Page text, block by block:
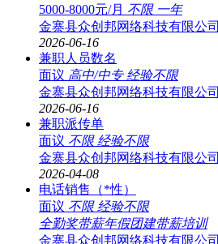
5000-8000元/月 不限 一年
金寨县众创邦网络科技有限公司
2026-06-16
兼职人员数名
面议 高中/中专 经验不限
金寨县众创邦网络科技有限公司
2026-06-16
兼职派传单
面议 不限 经验不限
金寨县众创邦网络科技有限公司
2026-04-08
电话销售（*性）
面议 不限 经验不限
全勤奖带薪年假团建带薪培训
金寨县众创邦网络科技有限公司